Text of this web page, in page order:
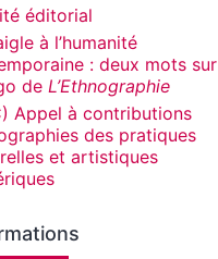
éditorial
à l’humanité
: deux mots sur
de L’Ethnographie
Appel à contributions
des pratiques
et artistiques